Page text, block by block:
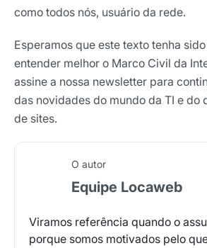
como todos nós, usuário da rede.
Esperamos que este texto tenha
entender melhor o Marco Civil da
assine a nossa newsletter para
das novidades do mundo da TI e do
de sites.
O autor
Equipe Locaweb
Viramos referência quando o
porque somos motivados pelo